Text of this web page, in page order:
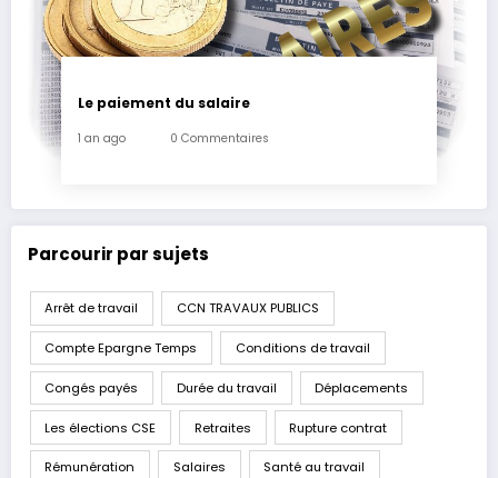
Le paiement du salaire
1 an ago 0 Commentaires
Parcourir par sujets
Arrêt de travail CCN TRAVAUX PUBLICS
Compte Epargne Temps Conditions de travail
Congés payés Durée du travail Déplacements
Les élections CSE Retraites Rupture contrat
Rémunération Salaires Santé au travail